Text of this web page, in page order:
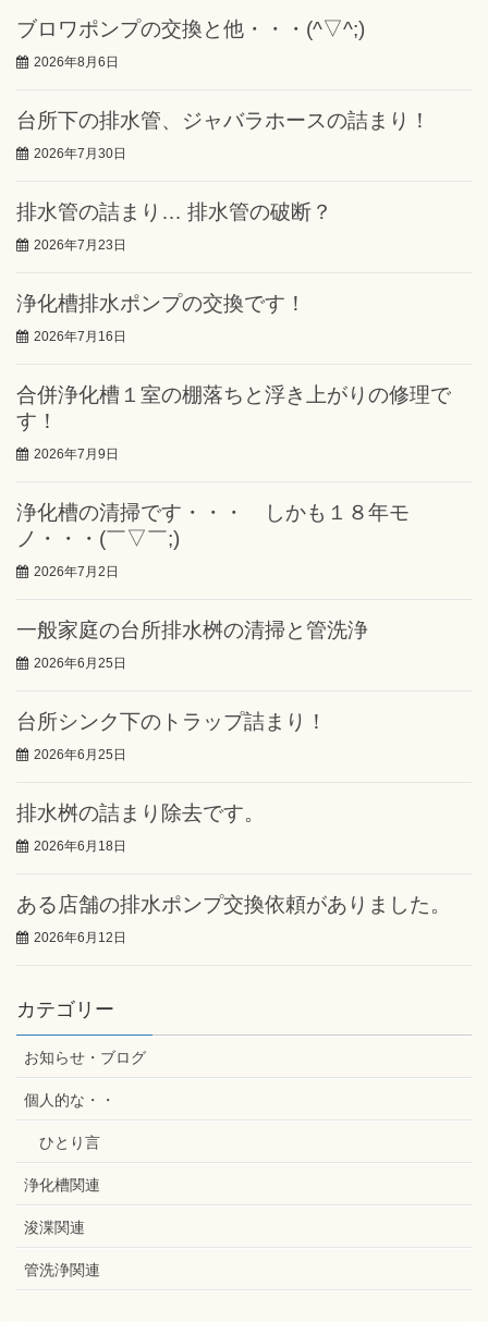
ブロワポンプの交換と他・・・(^▽^;)
2026年8月6日
台所下の排水管、ジャバラホースの詰まり！
2026年7月30日
排水管の詰まり… 排水管の破断？
2026年7月23日
浄化槽排水ポンプの交換です！
2026年7月16日
合併浄化槽１室の棚落ちと浮き上がりの修理で
す！
2026年7月9日
浄化槽の清掃です・・・ しかも１８年モ
ノ・・・(￣▽￣;)
2026年7月2日
一般家庭の台所排水桝の清掃と管洗浄
2026年6月25日
台所シンク下のトラップ詰まり！
2026年6月25日
排水桝の詰まり除去です。
2026年6月18日
ある店舗の排水ポンプ交換依頼がありました。
2026年6月12日
カテゴリー
お知らせ・ブログ
個人的な・・
ひとり言
浄化槽関連
浚渫関連
管洗浄関連